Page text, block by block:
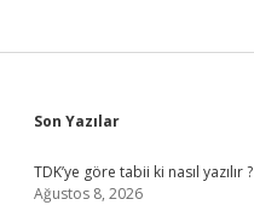
Sidebar
Son Yazılar
TDK’ye göre tabii ki nasıl yazılır ?
Ağustos 8, 2026